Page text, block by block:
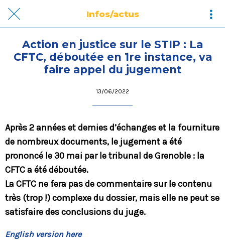
Infos/actus
Action en justice sur le STIP : La
CFTC, déboutée en 1re instance, va
faire appel du jugement
13/06/2022
Après 2 années et demies d’échanges et la fourniture
de nombreux documents, le jugement a été
prononcé le 30 mai par le tribunal de Grenoble : la
CFTC a été déboutée.
La CFTC ne fera pas de commentaire sur le contenu
très (trop !) complexe du dossier, mais elle ne peut se
satisfaire des conclusions du juge.
English version here